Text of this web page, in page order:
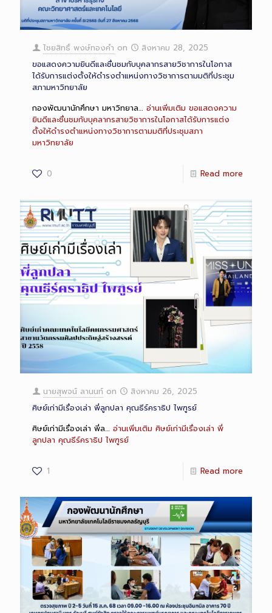
ไชยสิทธิ์ พงษ์ทองคำ on
สิงหาคม 28, 2025
ขอแสดงความยินดีและชื่นชมกับบุคลากรสายวิชาการในโอกาส
ได้รับการแต่งตั้งให้ดำรงตำแหน่งทางวิชาการตามมติที่ประชุม
สภามหาวิทยาลัย
กองพัฒนานักศึกษา มหาวิทยาล… อ่านเพิ่มเติม ขอแสดงความ
ยินดีและชื่นชมกับบุคลากรสายวิชาการในโอกาสได้รับการแต่ง
ตั้งให้ดำรงตำแหน่งทางวิชาการตามมติที่ประชุมสภา
มหาวิทยาลัย
0 Read more
นายสุพจน์ ลานนท์ on
สิงหาคม 26, 2025
ศิษย์เก่ามีเรื่องเล่า พี่ลูกปลา คุณธีร์คราธิป ไพฑูรย์
ศิษย์เก่ามีเรื่องเล่า พี่ล… อ่านเพิ่มเติม ศิษย์เก่ามีเรื่องเล่า พี่
ลูกปลา คุณธีร์คราธิป ไพฑูรย์
1 Read more